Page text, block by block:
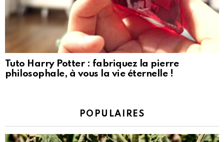
Tuto Harry Potter : fabriquez la pierre
philosophale, à vous la vie éternelle !
POPULAIRES